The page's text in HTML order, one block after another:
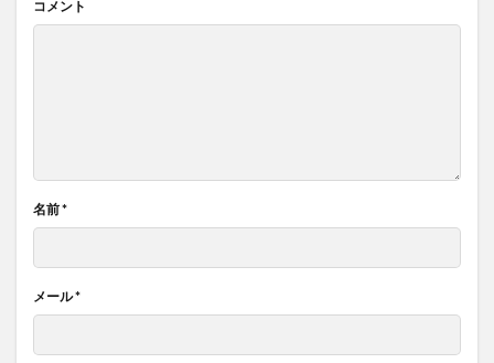
コメント
名前*
メール*